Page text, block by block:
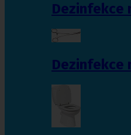
Dezinfekce
Dezinfekce